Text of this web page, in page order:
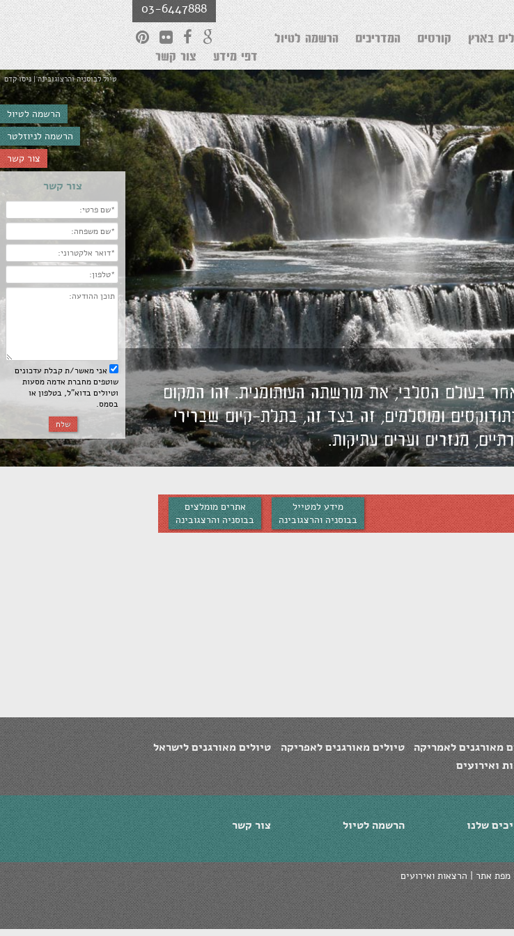
הרשמה לטיול
הרשמה לניוזלטר
צור קשר
צור קשר
אני מאשר/ת קבלת עדכונים
שוטפים מחברת אדמה מסעות
וטיולים בדוא”ל, בטלפון או
בסמס.
שלח
03-6447888
בארץ קורסים המדריכים
הרשמה לטיול
דפי מידע
צור קשר
טיול לבוסניה והרצוגובינה | ניסו קדם
בעולם הסלבי, את מורשתה העותומנית. זהו המקום
ומוסלמים, זה בצד זה, בתלת-קיום שברירי
מנזרים וערים עתיקות.
אתרים מומלצים
בבוסניה והרצגובינה
מידע למטייל
בבוסניה והרצגובינה
מאורגנים לאמריקה טיולים מאורגנים לאפריקה
טיולים מאורגנים לישראל
ואירועים
שלנו הרשמה לטיול צור קשר
מפת אתר|הרצאות ואירועים